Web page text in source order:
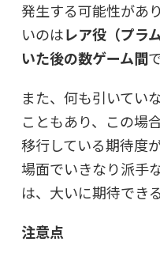
発生する可能性があ
いのはレア役（プラ
いた後の数ゲーム間
また、何も引いてい
こともあり、この場
移行している期待度
場面でいきなり派手
は、大いに期待でき
注意点